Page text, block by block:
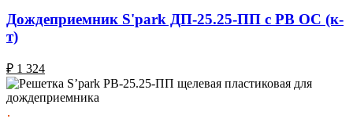
Дождеприемник S'park ДП-25.25-ПП с РВ ОС (к-
т)
₽ 1 324